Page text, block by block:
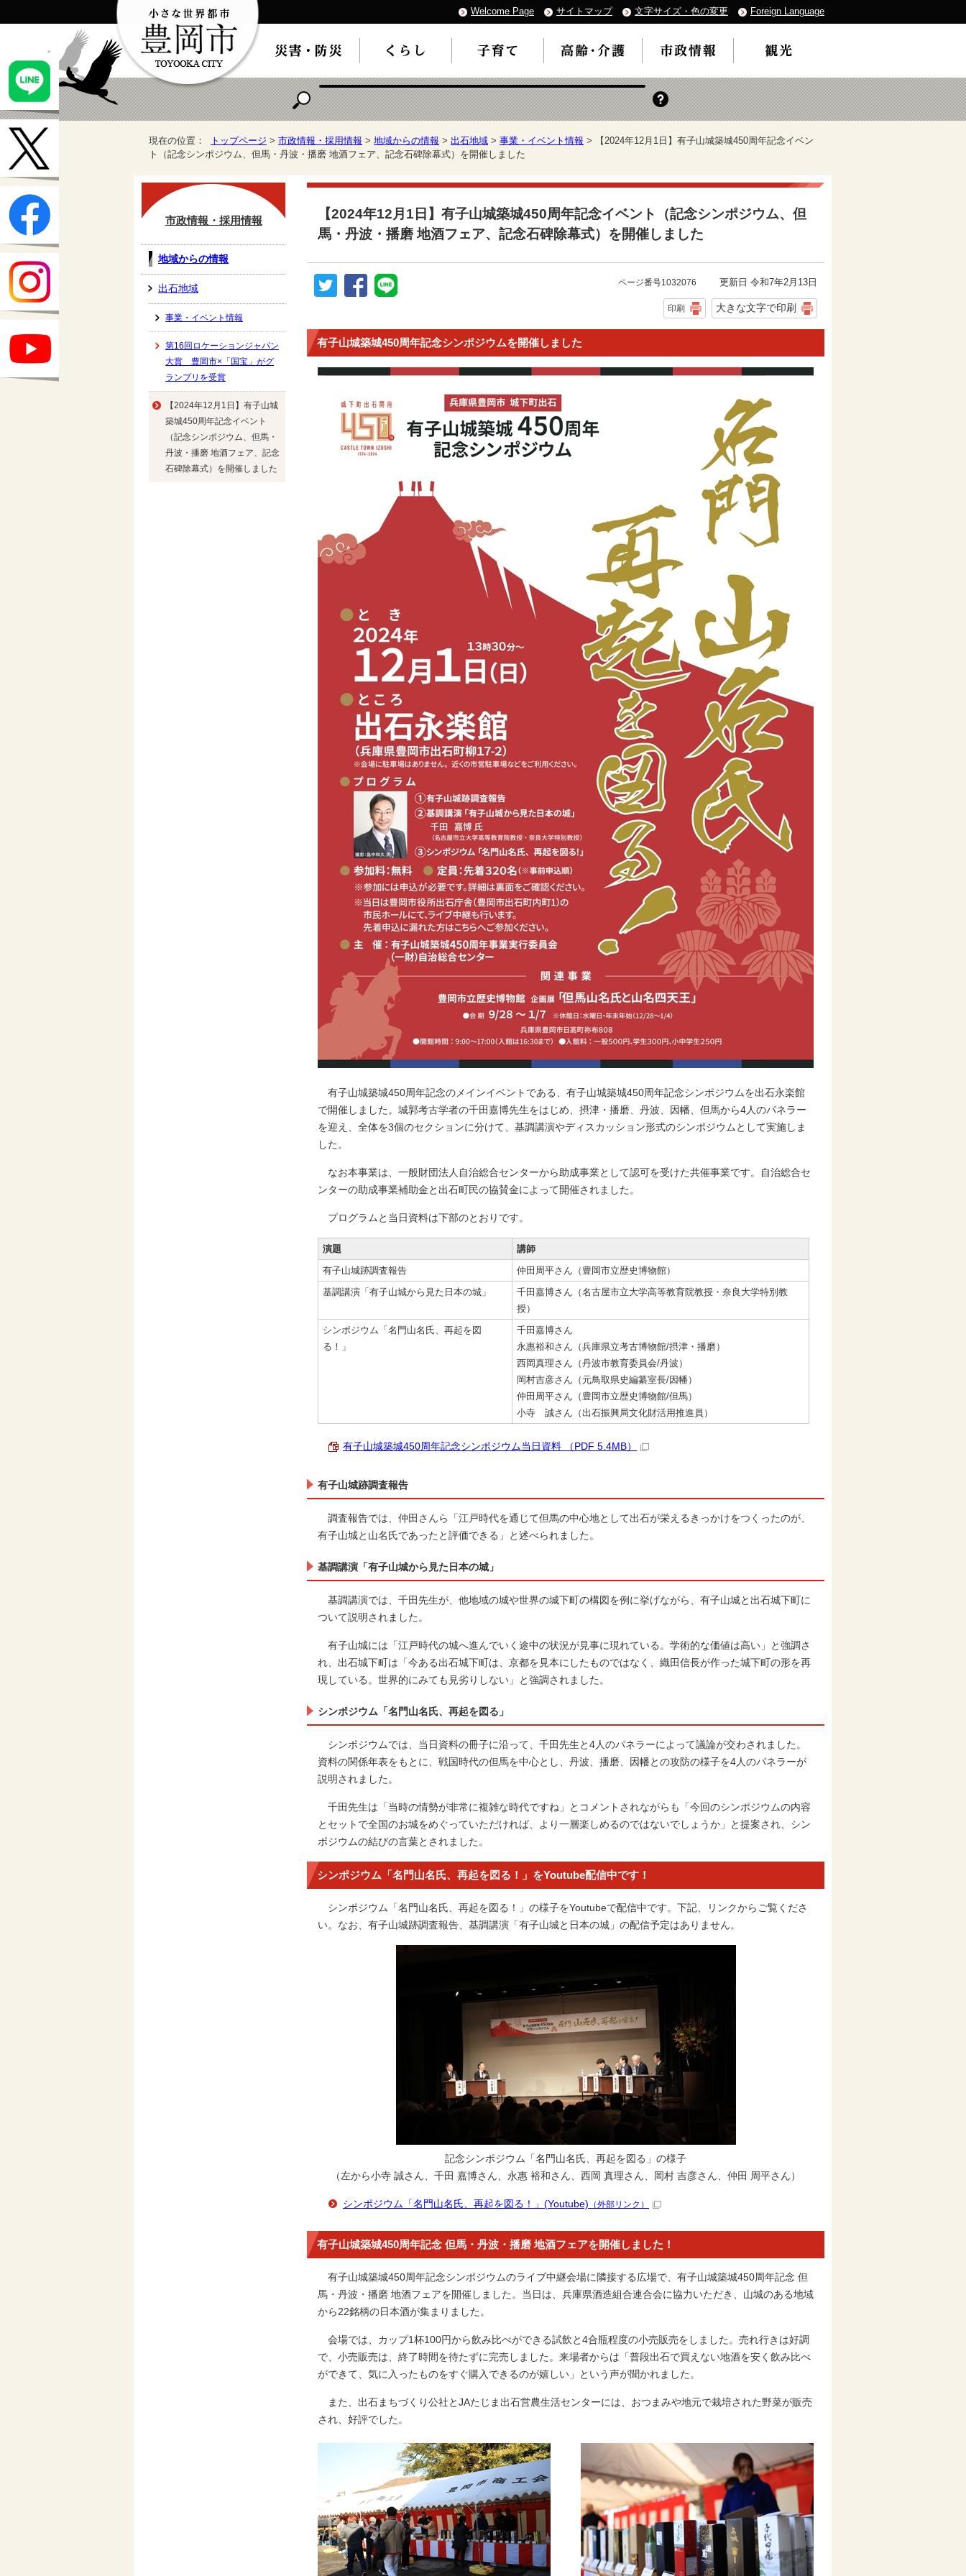
Welcome Page サイトマップ 文字サイズ・色の変更 Foreign Language
現在の位置： トップページ > 市政情報・採用情報 > 地域からの情報 > 出石地域 > 事業・イベント情報 > 【2024年12月1日】有子山城築城450周年記念イベン
ト（記念シンポジウム、但馬・丹波・播磨 地酒フェア、記念石碑除幕式）を開催しました
【2024年12月1日】有子山城築城450周年記念イベント（記念シンポジウム、但
馬・丹波・播磨 地酒フェア、記念石碑除幕式）を開催しました
ページ番号1032076 更新日 令和7年2月13日
印刷 大きな文字で印刷
有子山城築城450周年記念シンポジウムを開催しました
有子山城築城450周年記念のメインイベントである、有子山城築城450周年記念シンポジウムを出石永楽館
で開催しました。城郭考古学者の千田嘉博先生をはじめ、摂津・播磨、丹波、因幡、但馬から4人のパネラー
を迎え、全体を3個のセクションに分けて、基調講演やディスカッション形式のシンポジウムとして実施しま
した。
なお本事業は、一般財団法人自治総合センターから助成事業として認可を受けた共催事業です。自治総合セ
ンターの助成事業補助金と出石町民の協賛金によって開催されました。
プログラムと当日資料は下部のとおりです。
演題
講師
有子山城跡調査報告
仲田周平さん（豊岡市立歴史博物館）
基調講演「有子山城から見た日本の城」
千田嘉博さん（名古屋市立大学高等教育院教授・奈良大学特別教
授）
シンポジウム「名門山名氏、再起を図
る！」
千田嘉博さん
永惠裕和さん（兵庫県立考古博物館/摂津・播磨）
西岡真理さん（丹波市教育委員会/丹波）
岡村吉彦さん（元鳥取県史編纂室長/因幡）
仲田周平さん（豊岡市立歴史博物館/但馬）
小寺 誠さん（出石振興局文化財活用推進員）
有子山城築城450周年記念シンポジウム当日資料 （PDF 5.4MB）
有子山城跡調査報告
調査報告では、仲田さんら「江戸時代を通じて但馬の中心地として出石が栄えるきっかけをつくったのが、
有子山城と山名氏であったと評価できる」と述べられました。
基調講演「有子山城から見た日本の城」
基調講演では、千田先生が、他地域の城や世界の城下町の構図を例に挙げながら、有子山城と出石城下町に
ついて説明されました。
有子山城には「江戸時代の城へ進んでいく途中の状況が見事に現れている。学術的な価値は高い」と強調さ
れ、出石城下町は「今ある出石城下町は、京都を見本にしたものではなく、織田信長が作った城下町の形を再
現している。世界的にみても見劣りしない」と強調されました。
シンポジウム「名門山名氏、再起を図る」
シンポジウムでは、当日資料の冊子に沿って、千田先生と4人のパネラーによって議論が交わされました。
資料の関係年表をもとに、戦国時代の但馬を中心とし、丹波、播磨、因幡との攻防の様子を4人のパネラーが
説明されました。
千田先生は「当時の情勢が非常に複雑な時代ですね」とコメントされながらも「今回のシンポジウムの内容
とセットで全国のお城をめぐっていただければ、より一層楽しめるのではないでしょうか」と提案され、シン
ポジウムの結びの言葉とされました。
シンポジウム「名門山名氏、再起を図る！」をYoutube配信中です！
シンポジウム「名門山名氏、再起を図る！」の様子をYoutubeで配信中です。下記、リンクからご覧くださ
い。なお、有子山城跡調査報告、基調講演「有子山城と日本の城」の配信予定はありません。
記念シンポジウム「名門山名氏、再起を図る」の様子
（左から小寺 誠さん、千田 嘉博さん、永惠 裕和さん、西岡 真理さん、岡村 吉彦さん、仲田 周平さん）
シンポジウム「名門山名氏、再起を図る！」(Youtube) （外部リンク）
有子山城築城450周年記念 但馬・丹波・播磨 地酒フェアを開催しました！
有子山城築城450周年記念シンポジウムのライブ中継会場に隣接する広場で、有子山城築城450周年記念 但
馬・丹波・播磨 地酒フェアを開催しました。当日は、兵庫県酒造組合連合会に協力いただき、山城のある地域
から22銘柄の日本酒が集まりました。
会場では、カップ1杯100円から飲み比べができる試飲と4合瓶程度の小売販売をしました。売れ行きは好調
で、小売販売は、終了時間を待たずに完売しました。来場者からは「普段出石で買えない地酒を安く飲み比べ
ができて、気に入ったものをすぐ購入できるのが嬉しい」という声が聞かれました。
また、出石まちづくり公社とJAたじま出石営農生活センターには、おつまみや地元で栽培された野菜が販売
され、好評でした。
市政情報・採用情報
地域からの情報
出石地域
事業・イベント情報
第16回ロケーションジャパン
大賞 豊岡市×「国宝」がグ
ランプリを受賞
【2024年12月1日】有子山城
築城450周年記念イベント
（記念シンポジウム、但馬・
丹波・播磨 地酒フェア、記念
石碑除幕式）を開催しました